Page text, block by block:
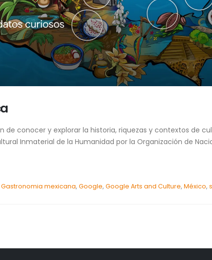
conocer y explorar la historia, riquezas y contextos de
Inmaterial de la Humanidad por la Organización de
Gastronomia mexicana, Google, Google Arts and Culture, México,